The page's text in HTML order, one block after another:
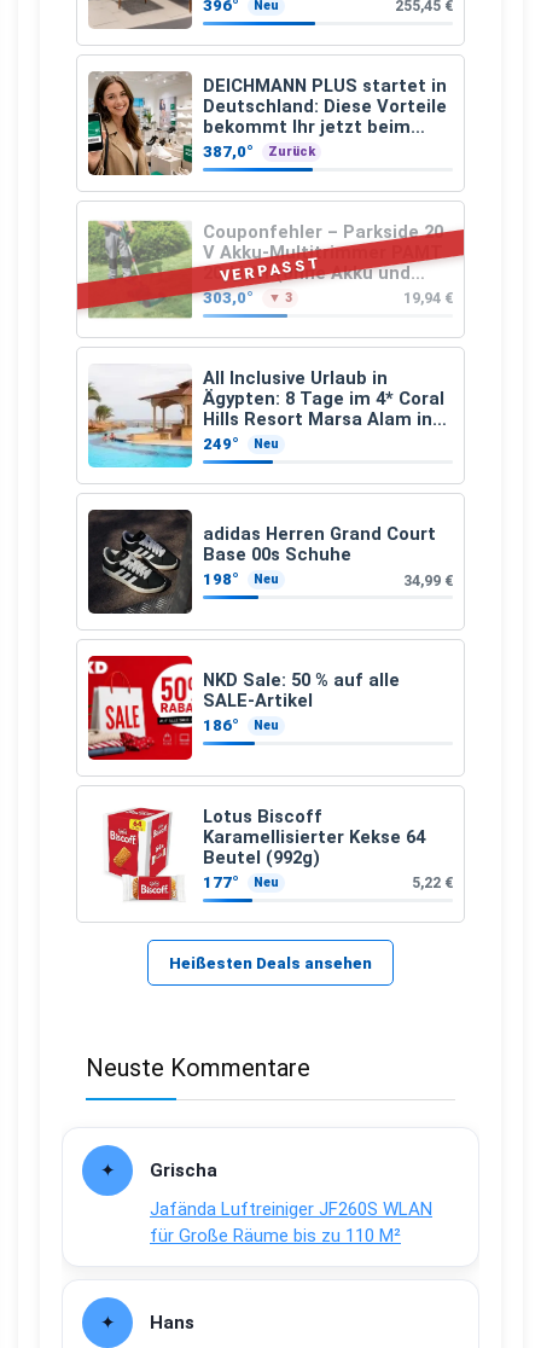
396° Neu 255,45 €
DEICHMANN PLUS startet in
Deutschland: Diese Vorteile
bekommt Ihr jetzt beim
Schuhkauf
387,0° Zurück
VERPASST
Couponfehler – Parkside 20
V Akku-Multitrimmer PAMT
20-Li A1 (ohne Akku und
Ladegerät)
303,0° ▼ 3 19,94 €
All Inclusive Urlaub in
Ägypten: 8 Tage im 4* Coral
Hills Resort Marsa Alam inkl.
Flüge ab 299 € p.P.
249° Neu
adidas Herren Grand Court
Base 00s Schuhe
198° Neu 34,99 €
NKD Sale: 50 % auf alle
SALE-Artikel
186° Neu
Lotus Biscoff
Karamellisierter Kekse 64
Beutel (992g)
177° Neu 5,22 €
Heißesten Deals ansehen
Neuste Kommentare
Grischa
Jafända Luftreiniger JF260S WLAN
für Große Räume bis zu 110 M²
Hans